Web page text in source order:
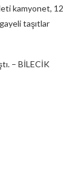
kamyonet, 12
taşıtlar
– BİLECİK